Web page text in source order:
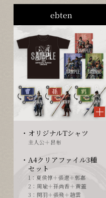
ebten
オリジナルTシャツ
主人公＋呂布
A4クリアファイル3種
セット
1：夏侯惇＋張遼＋郭嘉
2：周瑜＋孫尚香＋黄蓋
3：関羽＋張飛＋趙雲